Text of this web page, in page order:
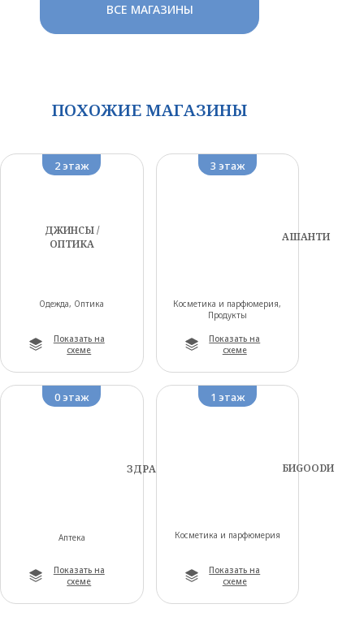
ВСЕ МАГАЗИНЫ
ПОХОЖИЕ МАГАЗИНЫ
2 этаж
ДЖИНСЫ /
ОПТИКА
Одежда, Оптика
Показать на
схеме
3 этаж
АШАНТИ
Косметика и парфюмерия,
Продукты
Показать на
схеме
0 этаж
ЗДРАВСИТИ
Аптека
Показать на
схеме
1 этаж
БИGOODИ
Косметика и парфюмерия
Показать на
схеме